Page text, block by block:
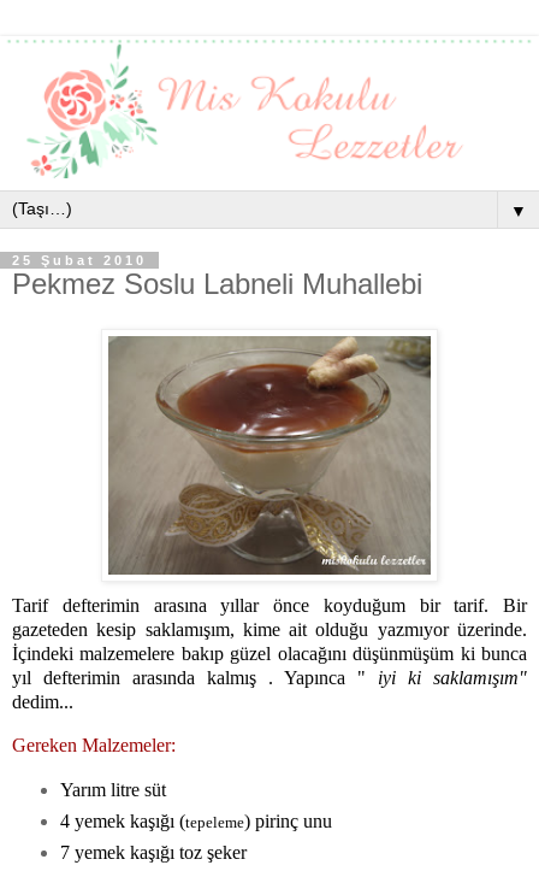
▼
25 Şubat 2010
Pekmez Soslu Labneli Muhallebi
Tarif defterimin arasına yıllar önce koyduğum bir tarif. Bir
gazeteden kesip saklamışım, kime ait olduğu yazmıyor üzerinde.
İçindeki malzemelere bakıp güzel olacağını düşünmüşüm ki bunca
yıl defterimin arasında kalmış . Yapınca " iyi ki saklamışım"
dedim...
Gereken Malzemeler:
Yarım litre süt
4 yemek kaşığı (tepeleme) pirinç unu
7 yemek kaşığı toz şeker